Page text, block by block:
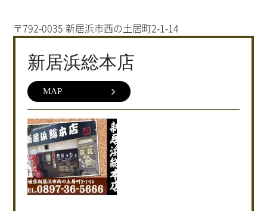
〒792-0035 新居浜市西の土居町2-1-14
新居浜総本店
MAP